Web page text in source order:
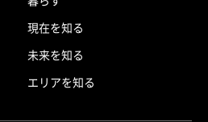
現在を知る
未来を知る
エリアを知る